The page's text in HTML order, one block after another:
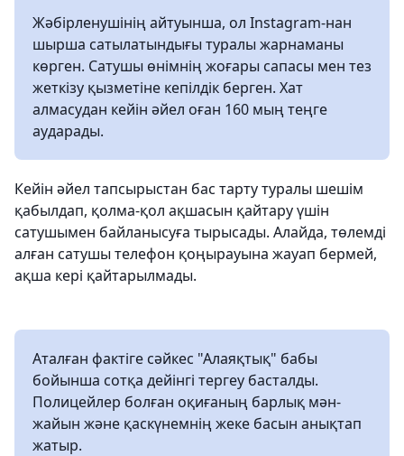
Жәбірленушінің айтуынша, ол Instagram-нан
шырша сатылатындығы туралы жарнаманы
көрген. Сатушы өнімнің жоғары сапасы мен тез
жеткізу қызметіне кепілдік берген. Хат
алмасудан кейін әйел оған 160 мың теңге
аударады.
Кейін әйел тапсырыстан бас тарту туралы шешім
қабылдап, қолма-қол ақшасын қайтару үшін
сатушымен байланысуға тырысады. Алайда, төлемді
алған сатушы телефон қоңырауына жауап бермей,
ақша кері қайтарылмады.
Аталған фактіге сәйкес "Алаяқтық" бабы
бойынша сотқа дейінгі тергеу басталды.
Полицейлер болған оқиғаның барлық мән-
жайын және қаскүнемнің жеке басын анықтап
жатыр.